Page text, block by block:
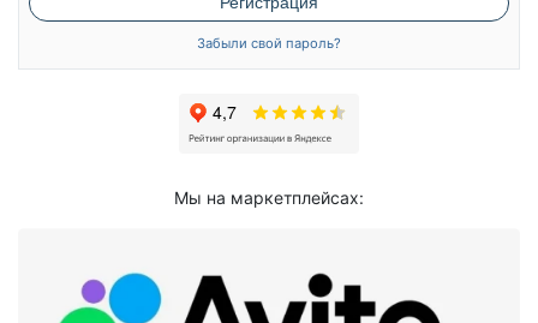
Забыли свой пароль?
Мы на маркетплейсах: